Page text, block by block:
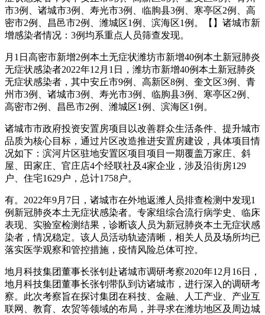
市3例、诸城市3例、寿光市3例、临朐县3例、寒亭区2例、高
密市2例、昌邑市2例、潍城区1例、滨海区1例。【】诸城市新
增感染者情况：3例均系重点人员筛查发现。
月1日高密市新增2例本土无症状潍坊市新增40例本土新冠肺炎
无症状感染者2022年12月1日，潍坊市新增40例本土新冠肺炎
无症状感染者，其中安丘市9例、高新区8例、奎文区3例、青
州市3例、诸城市3例、寿光市3例、临朐县3例、寒亭区2例、
高密市2例、昌邑市2例、潍城区1例、滨海区1例。
诸城市市政府投资安置房项目以改善群众生活条件、提升城市
品质为核心目标，通过片区改造推进安置房建设，具体项目情
况如下：滨河片区驻地安置区项目项目一期覆盖万家庄、斜
屋、田家庄、官庄店4个经联社及4家企业，涉及沿街房129
户、住宅1629户，总计1758户。
有。2022年9月7日，诸城市在外地返潍人员排查检测中发现1
例新冠肺炎本土无症状感染者。专家组综合流行病学史、临床
表现、实验室检测结果，诊断该人员为新冠肺炎本土无症状感
染者，情况稳定。该人员活动轨迹清晰，相关人员及场所均已
落实医学观察和管控措施，疫情风险总体可控。
地月科技集团董事长张钊赴诸城市调研考察2020年12月16日，
地月科技集团董事长张钊带队到访诸城市，进行深入的调研考
察。此次考察旨在探讨集团在科技、金融、人工产业、产业互
联网、教育、农贸等领域的布局，并寻求在潍坊地区及周边城